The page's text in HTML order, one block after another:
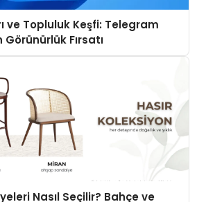
ve Topluluk Keşfi: Telegram
Fırsatı
Nasıl Seçilir? Bahçe ve